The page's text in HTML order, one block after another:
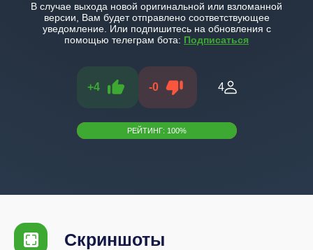
В случае выхода новой оригинальной или взломанной
версии, Вам будет отправлено соответствующее
уведомление. Или подпишитесь на обновления с
помощью телеграм бота: Подписаться
+4 -0 4
РЕЙТИНГ: 100%
Скриншоты